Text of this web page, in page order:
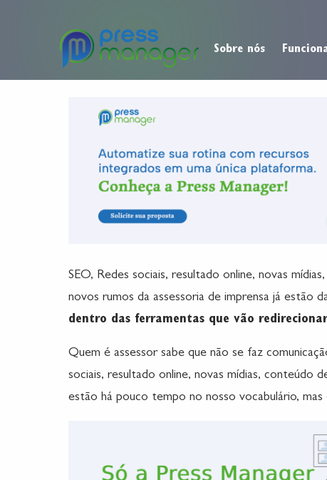
Sobre nós
SEO, Redes sociais, resultado online, novas
novos rumos da assessoria de imprensa já estão
dentro das ferramentas que vão
Quem é assessor sabe que não se faz
sociais, resultado online, novas mídias, conteúdo
estão há pouco tempo no nosso vocabulário,